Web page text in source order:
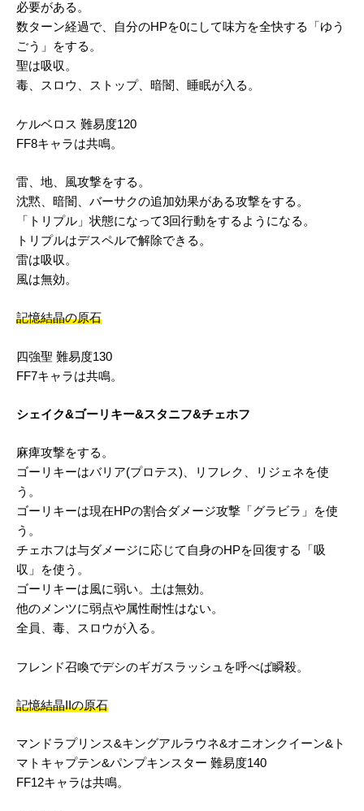
必要がある。
数ターン経過で、自分のHPを0にして味方を全快する「ゆう
ごう」をする。
聖は吸収。
毒、スロウ、ストップ、暗闇、睡眠が入る。
ケルベロス 難易度120
FF8キャラは共鳴。
雷、地、風攻撃をする。
沈黙、暗闇、バーサクの追加効果がある攻撃をする。
「トリプル」状態になって3回行動をするようになる。
トリプルはデスペルで解除できる。
雷は吸収。
風は無効。
記憶結晶の原石
四強聖 難易度130
FF7キャラは共鳴。
シェイク&ゴーリキー&スタニフ&チェホフ
麻痺攻撃をする。
ゴーリキーはバリア(プロテス)、リフレク、リジェネを使
う。
ゴーリキーは現在HPの割合ダメージ攻撃「グラビラ」を使
う。
チェホフは与ダメージに応じて自身のHPを回復する「吸
収」を使う。
ゴーリキーは風に弱い。土は無効。
他のメンツに弱点や属性耐性はない。
全員、毒、スロウが入る。
フレンド召喚でデシのギガスラッシュを呼べば瞬殺。
記憶結晶IIの原石
マンドラプリンス&キングアルラウネ&オニオンクイーン&ト
マトキャプテン&パンプキンスター 難易度140
FF12キャラは共鳴。